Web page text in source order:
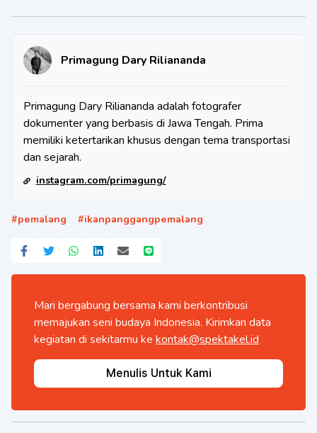
Primagung Dary Riliananda
Primagung Dary Riliananda adalah fotografer
dokumenter yang berbasis di Jawa Tengah. Prima
memiliki ketertarikan khusus dengan tema transportasi
dan sejarah.
instagram.com/primagung/
#pemalang #ikanpanggangpemalang
Mari bergabung bersama kami berkontribusi
memajukan seni budaya Indonesia. Kirimkan data
kegiatan di sekitarmu ke kontak@spektakel.id
Menulis Untuk Kami